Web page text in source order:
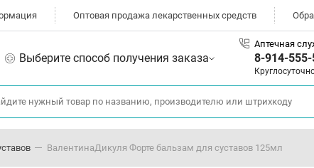
Оптовая продажа лекарственных средств
Выберите способ получения заказа
Аптечная
8-914-
ВалентинаДикуля Форте бальзам для суставов 125мл